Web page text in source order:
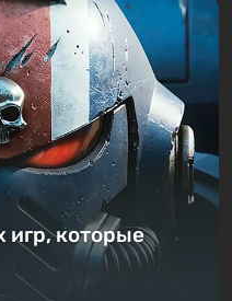
игр, которые